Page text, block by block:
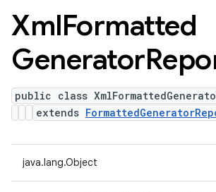
XmlFormatted
Generator
public class
extends
java.lang.Object